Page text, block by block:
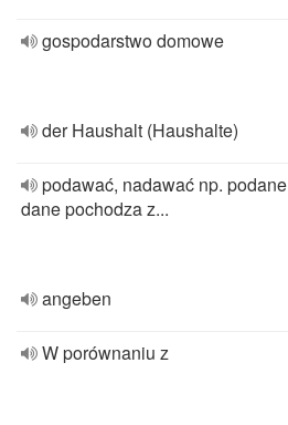
gospodarstwo domowe
der Haushalt (Haushalte)
podawać, nadawać np. podane
dane pochodza z...
angeben
W porównaniu z